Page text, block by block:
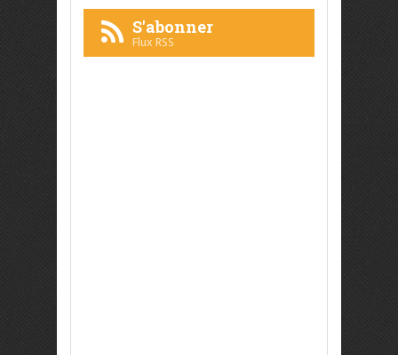
S'abonner
Flux RSS